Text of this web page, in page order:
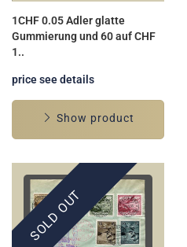
1CHF 0.05 Adler glatte
Gummierung und 60 auf CHF
1..
price see details
Show product
SOLD OUT